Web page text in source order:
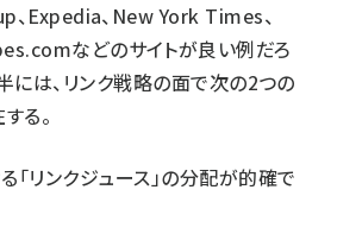
Expedia、New York Times、
などのサイトが良い例だろ
には、リンク戦略の面で次の2つの
る。
「リンクジュース」の分配が的確で